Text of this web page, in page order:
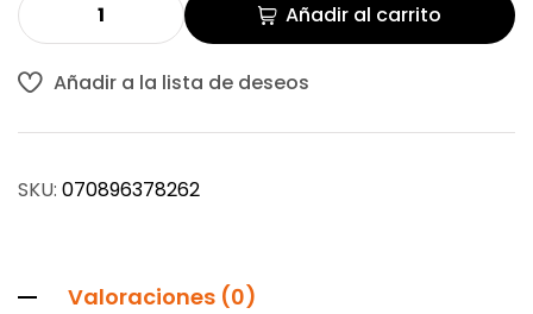
Añadir al carrito
Añadir a la lista de deseos
SKU: 070896378262
Valoraciones (0)